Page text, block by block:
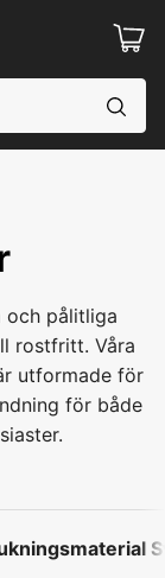
och pålitliga
rostfritt. Våra
utformade för
för både